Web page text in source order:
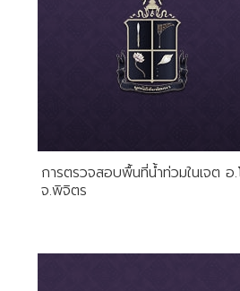
การตรวจสอบพื้นที่น้ำท่วมในเจต อ
จ.พิจิตร